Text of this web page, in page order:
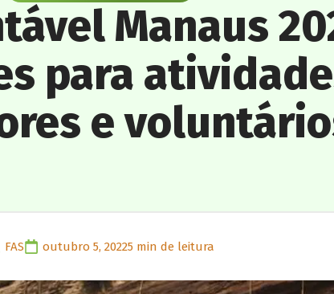
Manaus
para
e
FAS outubro 5, 20225 min de leitura